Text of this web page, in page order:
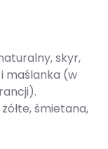
skyr,
maślanka (w
śmietana,